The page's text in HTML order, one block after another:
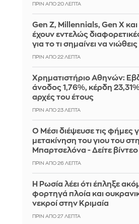
ΠΡΙΝ ΑΠΌ 20 ΛΕΠΤΆ
Gen Z, Millennials, Gen X
έχουν εντελώς
για το τι σημαίνει να
ΠΡΙΝ ΑΠΌ 23 ΛΕΠΤΆ
Χρηματιστήριο Αθηνών:
άνοδος 1,76%, κέρδη
αρχές του έτους
ΠΡΙΝ ΑΠΌ 23 ΛΕΠΤΆ
Ο Μέσι διέψευσε τις φήμες
μετακίνηση του γιου του
Μπαρτσελόνα - Δείτε βίντεο
ΠΡΙΝ ΑΠΌ 26 ΛΕΠΤΆ
Η Ρωσία λέει ότι έπληξε
φορτηγά πλοία και
νεκροί στην Κριμαία
ΠΡΙΝ ΑΠΌ 27 ΛΕΠΤΆ